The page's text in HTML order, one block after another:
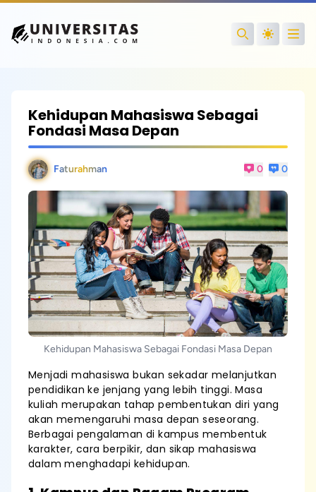
Search
Kehidupan Mahasiswa Sebagai
Fondasi Masa Depan
Faturahman 0 0
Kehidupan Mahasiswa Sebagai Fondasi Masa Depan
Menjadi mahasiswa bukan sekadar melanjutkan
pendidikan ke jenjang yang lebih tinggi. Masa
kuliah merupakan tahap pembentukan diri yang
akan memengaruhi masa depan seseorang.
Berbagai pengalaman di kampus membentuk
karakter, cara berpikir, dan sikap mahasiswa
dalam menghadapi kehidupan.